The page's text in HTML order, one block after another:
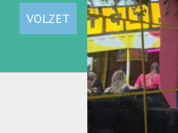
VOLZET